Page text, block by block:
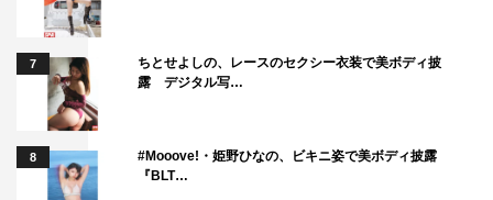
7
ちとせよしの、レースのセクシー衣装で美ボディ披
露 デジタル写…
8
#Mooove!・姫野ひなの、ビキニ姿で美ボディ披露
『BLT…